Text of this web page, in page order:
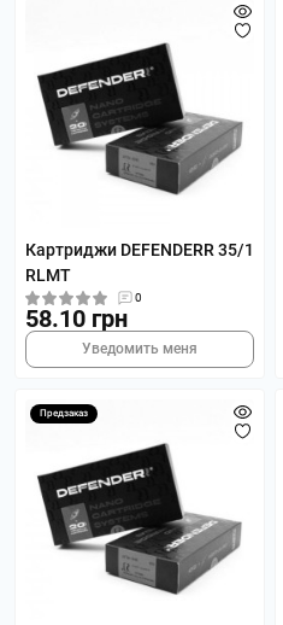
Картриджи DEFENDERR 35/1
RLMT
0
58.10 грн
Уведомить меня
Предзаказ